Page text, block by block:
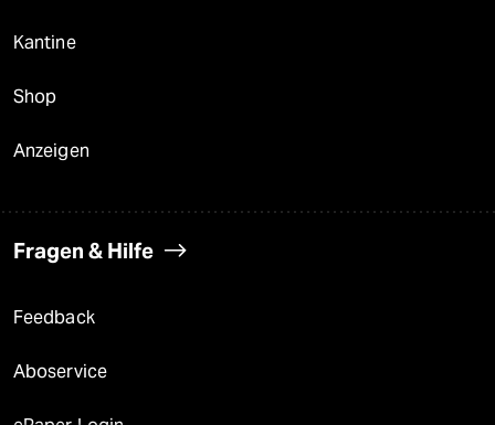
Kantine
Shop
Anzeigen
Fragen & Hilfe
Feedback
Aboservice